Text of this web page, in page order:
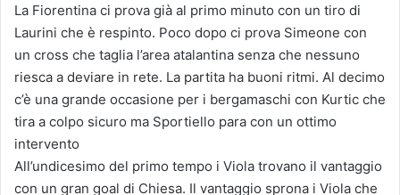
La Fiorentina ci prova già al primo minuto con un tiro di
Laurini che è respinto. Poco dopo ci prova Simeone con
un cross che taglia l’area atalantina senza che nessuno
riesca a deviare in rete. La partita ha buoni ritmi. Al decimo
c’è una grande occasione per i bergamaschi con Kurtic che
tira a colpo sicuro ma Sportiello para con un ottimo
intervento
All’undicesimo del primo tempo i Viola trovano il vantaggio
con un gran goal di Chiesa. Il vantaggio sprona i Viola che